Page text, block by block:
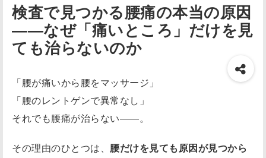
検査で見つかる腰痛の本当の原因
――なぜ「痛いところ」だけを見
ても治らないのか
「腰が痛いから腰をマッサージ」
「腰のレントゲンで異常なし」
それでも腰痛が治らない——。
その理由のひとつは、 腰だけを見ても原因が見つから